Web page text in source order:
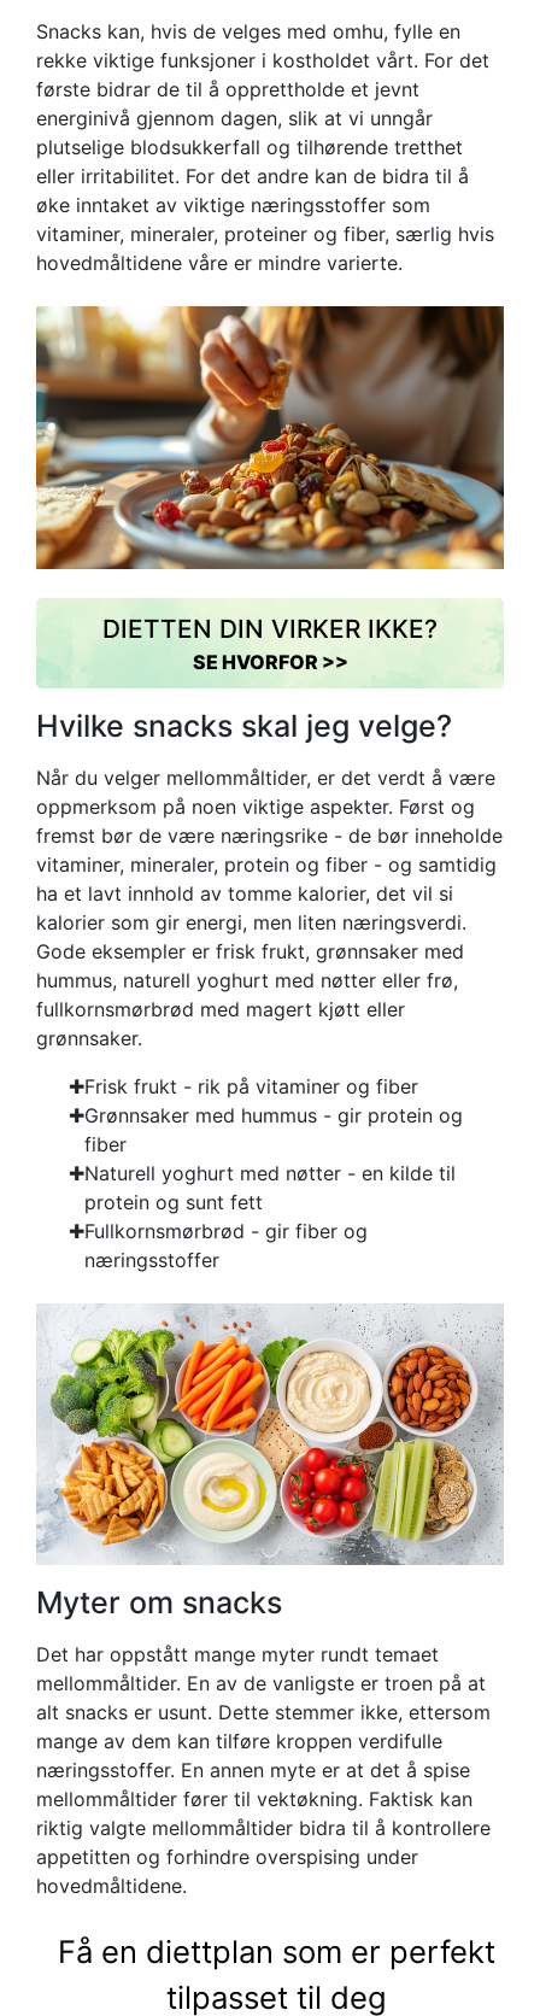
Snacks kan, hvis de velges med omhu, fylle en
rekke viktige funksjoner i kostholdet vårt. For det
første bidrar de til å opprettholde et jevnt
energinivå gjennom dagen, slik at vi unngår
plutselige blodsukkerfall og tilhørende tretthet
eller irritabilitet. For det andre kan de bidra til å
øke inntaket av viktige næringsstoffer som
vitaminer, mineraler, proteiner og fiber, særlig hvis
hovedmåltidene våre er mindre varierte.
DIETTEN DIN VIRKER IKKE?
SE HVORFOR >>
Hvilke snacks skal jeg velge?
Når du velger mellommåltider, er det verdt å være
oppmerksom på noen viktige aspekter. Først og
fremst bør de være næringsrike - de bør inneholde
vitaminer, mineraler, protein og fiber - og samtidig
ha et lavt innhold av tomme kalorier, det vil si
kalorier som gir energi, men liten næringsverdi.
Gode eksempler er frisk frukt, grønnsaker med
hummus, naturell yoghurt med nøtter eller frø,
fullkornsmørbrød med magert kjøtt eller
grønnsaker.
Frisk frukt - rik på vitaminer og fiber
Grønnsaker med hummus - gir protein og
fiber
Naturell yoghurt med nøtter - en kilde til
protein og sunt fett
Fullkornsmørbrød - gir fiber og
næringsstoffer
Myter om snacks
Det har oppstått mange myter rundt temaet
mellommåltider. En av de vanligste er troen på at
alt snacks er usunt. Dette stemmer ikke, ettersom
mange av dem kan tilføre kroppen verdifulle
næringsstoffer. En annen myte er at det å spise
mellommåltider fører til vektøkning. Faktisk kan
riktig valgte mellommåltider bidra til å kontrollere
appetitten og forhindre overspising under
hovedmåltidene.
Få en diettplan som er perfekt
tilpasset til deg